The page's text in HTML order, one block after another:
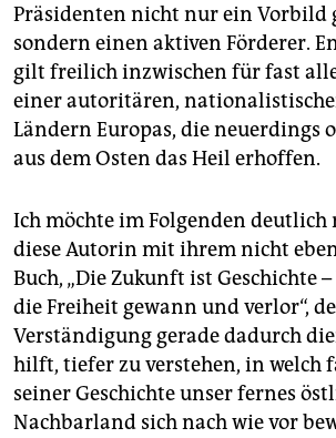
Präsidenten nicht nur ein Vorbild
sondern einen aktiven Förderer.
gilt freilich inzwischen für fast
einer ­autoritären,
Ländern Europas, die neuerdings
aus dem Osten das Heil er­hoffen.
Ich möchte im Folgenden deutlich
diese Autorin mit ihrem nicht
Buch, „Die Zukunft ist Geschichte
die Freiheit gewann und verlor“,
Ver­stän­digung gerade dadurch
hilft, tiefer zu verstehen, in welch
seiner Geschichte unser fernes
Nachbarland sich nach wie vor